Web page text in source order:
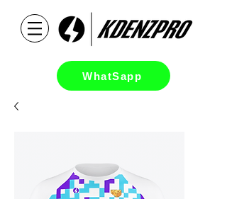
WhatSapp